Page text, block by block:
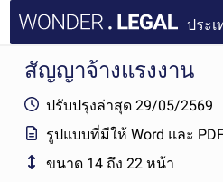
ประเ
หน้าหลัก
เอกสาร
คำถามที่พบบ่อย
สัญญาจ้างแรงงาน
ปรับปรุงล่าสุด 29/05/2569
รูปแบบที่มีให้Word และ
ขนาด 14 ถึง 22 หน้า